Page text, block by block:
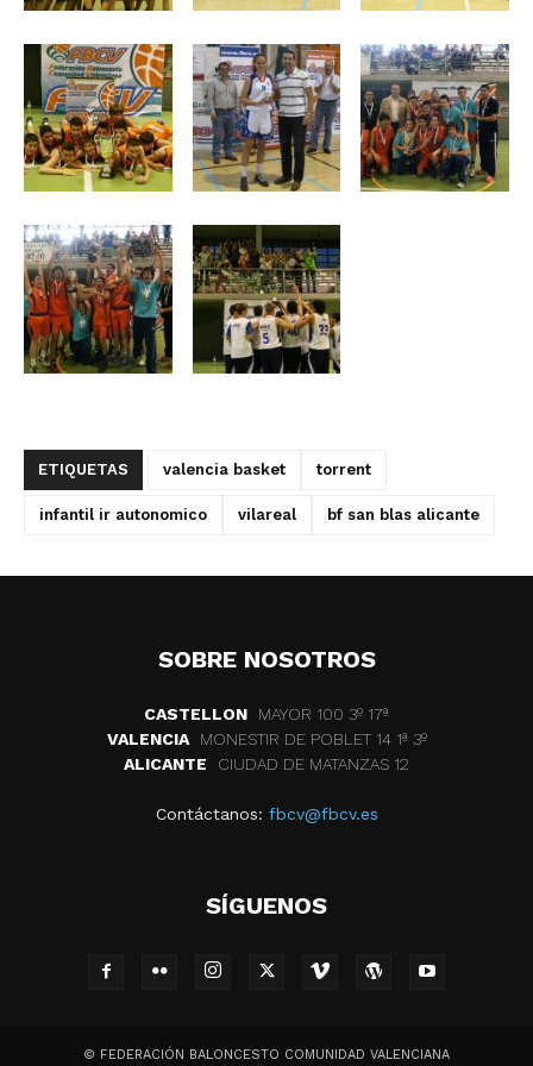
ETIQUETAS valencia basket torrent
infantil ir autonomico vilareal bf san blas alicante
SOBRE NOSOTROS
CASTELLON
MAYOR 100 3º 17ª
VALENCIA
MONESTIR DE POBLET 14 1ª 3º
ALICANTE
CIUDAD DE MATANZAS 12
Contáctanos: fbcv@fbcv.es
SÍGUENOS
© FEDERACIÓN BALONCESTO COMUNIDAD VALENCIANA